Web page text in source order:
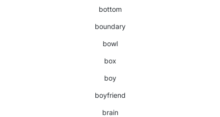
bottom
boundary
bowl
box
boy
boyfriend
brain